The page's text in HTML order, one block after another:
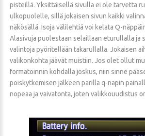
pisteillä. Yksittäisellä sivulla ei ole tarvetta
ulkopuolelle, sillä jokaisen sivun kaikki
näkösällä. Isoja välilehtiä voi kelata Q-
Alasivuja puolestaan selaillaan eturullalla ja
valintoja pyöritellään takarullalla. Jokaisen
valikonkohta jäävät muistiin. Jos olet ollut
formatoinnin kohdalla joskus, niin sinne
poiskytkemisen jälkeen parilla q-napin
nopeaa ja vaivatonta, joten valikkouudistus